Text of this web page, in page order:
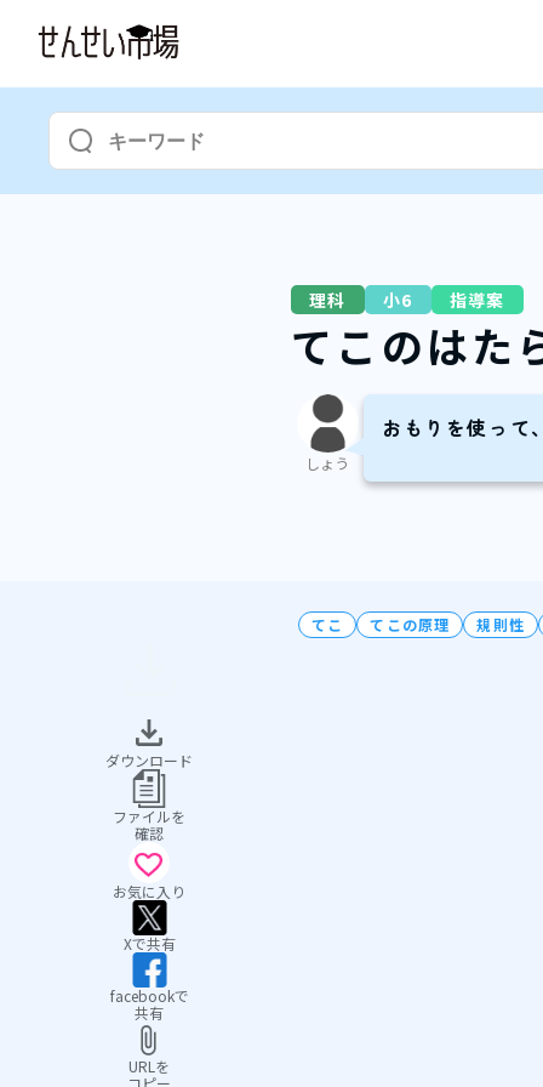
理科 小6 指導案
てこのはた
しょう
おもりを使って
ダウンロード
ファイルを
確認
お気に入り
Xで共有
facebookで
共有
URLを
コピー
てこ てこの原理 規則性